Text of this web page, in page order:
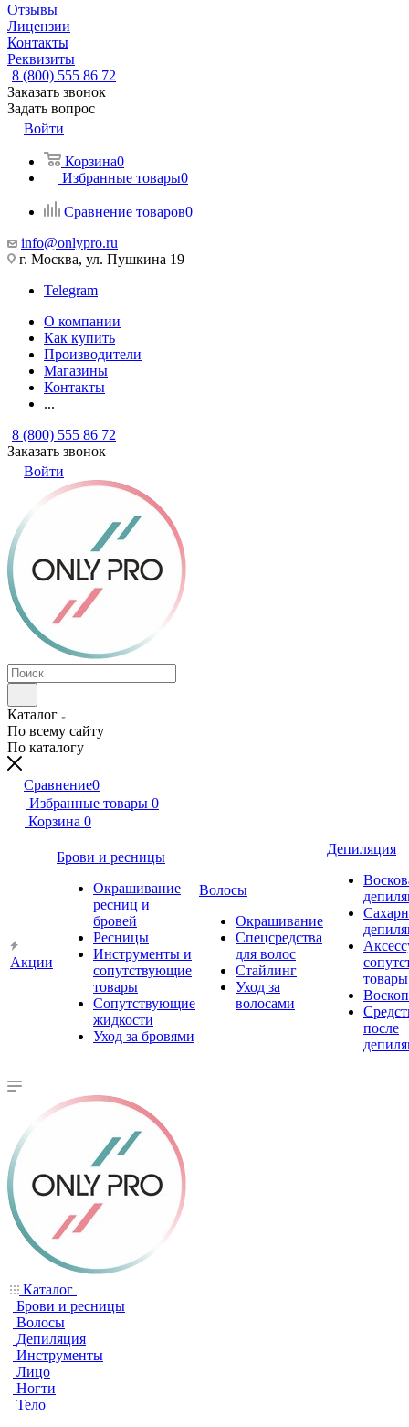
Отзывы
Лицензии
Контакты
Реквизиты
8 (800) 555 86 72
Заказать звонок
Задать вопрос
Войти
Корзина0
Избранные товары0
Сравнение товаров0
info@onlypro.ru
г. Москва, ул. Пушкина 19
Telegram
О компании
Как купить
Производители
Магазины
Контакты
...
8 (800) 555 86 72
Заказать звонок
Войти
Каталог
По всему сайту
По каталогу
Сравнение0
Избранные товары 0
Корзина 0
Акции
Брови и ресницы
Окрашивание
ресниц и
бровей
Ресницы
Инструменты и
сопутствующие
товары
Сопутствующие
жидкости
Уход за бровями
Волосы
Окрашивание
Спецсредства
для волос
Стайлинг
Уход за
волосами
Депиляция
товары
после
Каталог
Брови и ресницы
Волосы
Депиляция
Инструменты
Лицо
Ногти
Тело